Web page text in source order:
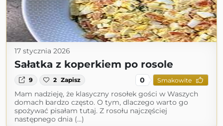
17 stycznia 2026
Sałatka z koperkiem po rosole
9 2 Zapisz 0 Smakowite
Mam nadzieję, że klasyczny rosołek gości w Waszych
domach bardzo często. O tym, dlaczego warto go
spożywać pisałam tutaj. Z rosołu najczęściej
następnego dnia (...)